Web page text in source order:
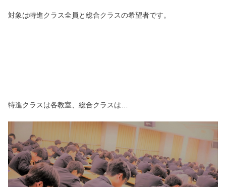
対象は特進クラス全員と総合クラスの希望者です。
特進クラスは各教室、総合クラスは…